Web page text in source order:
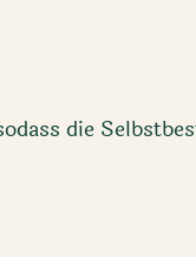
die